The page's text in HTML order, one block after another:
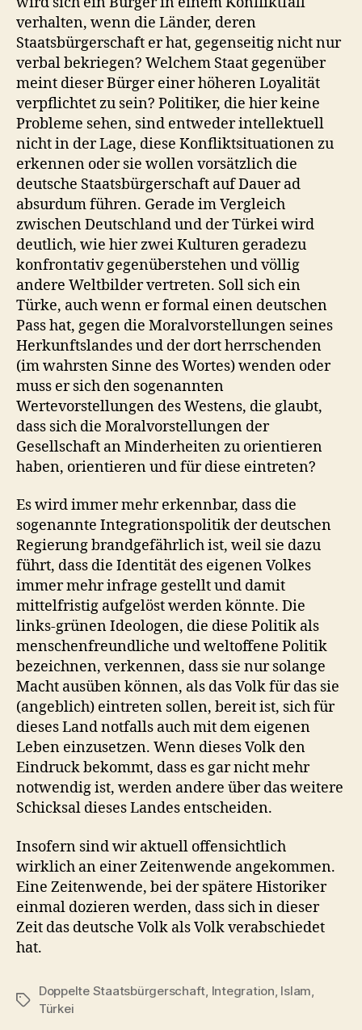
verhalten, wenn die Länder, deren
Staatsbürgerschaft er hat, gegenseitig nicht nur
verbal bekriegen? Welchem Staat gegenüber
meint dieser Bürger einer höheren Loyalität
verpflichtet zu sein? Politiker, die hier keine
Probleme sehen, sind entweder intellektuell
nicht in der Lage, diese Konfliktsituationen zu
erkennen oder sie wollen vorsätzlich die
deutsche Staatsbürgerschaft auf Dauer ad
absurdum führen. Gerade im Vergleich
zwischen Deutschland und der Türkei wird
deutlich, wie hier zwei Kulturen geradezu
konfrontativ gegenüberstehen und völlig
andere Weltbilder vertreten. Soll sich ein
Türke, auch wenn er formal einen deutschen
Pass hat, gegen die Moralvorstellungen seines
Herkunftslandes und der dort herrschenden
(im wahrsten Sinne des Wortes) wenden oder
muss er sich den sogenannten
Wertevorstellungen des Westens, die glaubt,
dass sich die Moralvorstellungen der
Gesellschaft an Minderheiten zu orientieren
haben, orientieren und für diese eintreten?
Es wird immer mehr erkennbar, dass die
sogenannte Integrationspolitik der deutschen
Regierung brandgefährlich ist, weil sie dazu
führt, dass die Identität des eigenen Volkes
immer mehr infrage gestellt und damit
mittelfristig aufgelöst werden könnte. Die
links-grünen Ideologen, die diese Politik als
menschenfreundliche und weltoffene Politik
bezeichnen, verkennen, dass sie nur solange
Macht ausüben können, als das Volk für das sie
(angeblich) eintreten sollen, bereit ist, sich für
dieses Land notfalls auch mit dem eigenen
Leben einzusetzen. Wenn dieses Volk den
Eindruck bekommt, dass es gar nicht mehr
notwendig ist, werden andere über das weitere
Schicksal dieses Landes entscheiden.
Insofern sind wir aktuell offensichtlich
wirklich an einer Zeitenwende angekommen.
Eine Zeitenwende, bei der spätere Historiker
einmal dozieren werden, dass sich in dieser
Zeit das deutsche Volk als Volk verabschiedet
hat.
Schlagwörter
Doppelte Staatsbürgerschaft Integration Islam
Türkei